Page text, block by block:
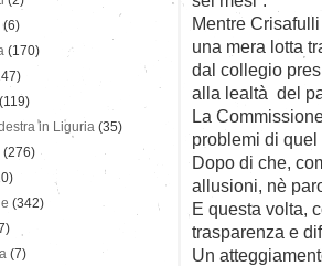
Mentre
una mera lotta
dal collegio
alla lealtà del
La
problemi di
Dopo di che,
allusioni, nè
E questa volta,
trasparenza e
Un
(6)
(170)
(119)
in Liguria (35)
(276)
(342)
(7)